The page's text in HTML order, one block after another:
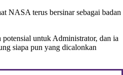
NASA terus bersinar sebagai badan
untuk Administrator, dan ia
siapa pun yang dicalonkan